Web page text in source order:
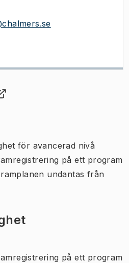
för avancerad nivå
på ett program
undantas från
på ett program